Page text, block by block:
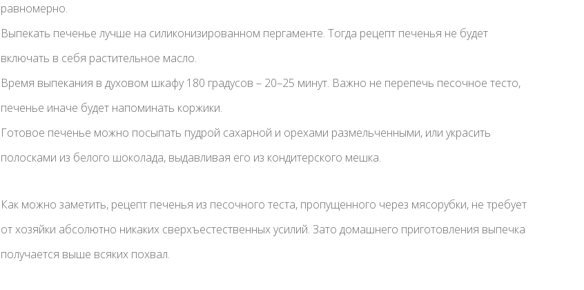
равномерно.
Выпекать печенье лучше на силиконизированном пергаменте. Тогда рецепт печенья не будет
включать в себя растительное масло.
Время выпекания в духовом шкафу 180 градусов – 20–25 минут. Важно не перепечь песочное тесто,
печенье иначе будет напоминать коржики.
Готовое печенье можно посыпать пудрой сахарной и орехами размельченными, или украсить
полосками из белого шоколада, выдавливая его из кондитерского мешка.
Как можно заметить, рецепт печенья из песочного теста, пропущенного через мясорубки, не требует
от хозяйки абсолютно никаких сверхъестественных усилий. Зато домашнего приготовления выпечка
получается выше всяких похвал.